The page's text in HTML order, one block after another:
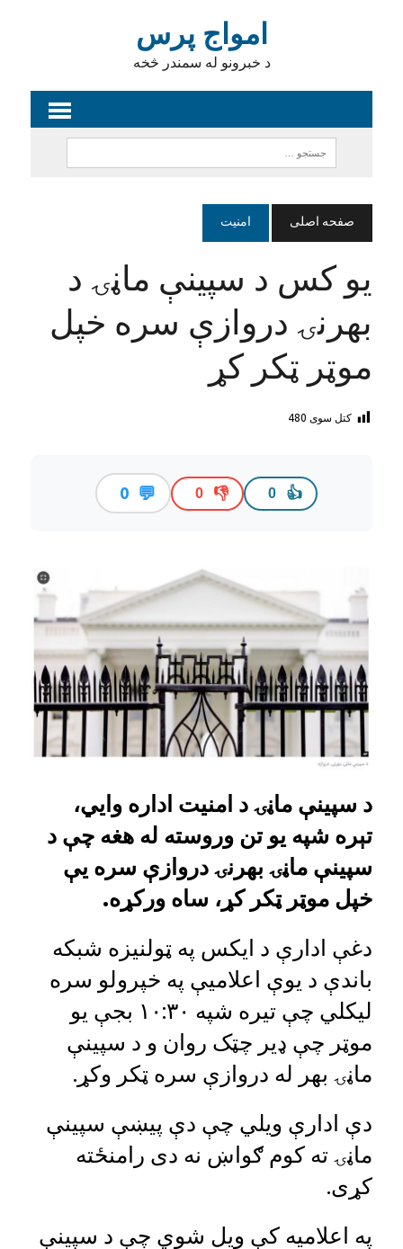
امواج پرس
د خبرونو له سمندر څخه
صفحه اصلی امنیت
یو کس د سپینې ماڼۍ د
بهرنۍ دروازې سره خپل
موټر ټکر کړ
کتل سوی 480
👍
0
👎
0
💬
0
د سپينې ماڼۍ د امنيت اداره وايي،
تېره شپه يو تن وروسته له هغه چې د
سپينې ماڼۍ بهرنۍ دروازې سره یې
خپل موټر ټکر کړ، ساه ورکړه.
دغې ادارې د ایکس په ټولنیزه شبکه
باندې د یوې اعلامیې په خپرولو سره
لیکلي چې تیره شپه ۱۰:۳۰ بجې یو
موټر چې ډیر چټک روان و د سپینې
ماڼۍ بهر له دروازې سره ټکر وکړ.
دې ادارې ویلي چې دې پیښې سپینې
ماڼۍ ته کوم ګواښ نه دی رامنځته
کړی.
په اعلامیه کې ویل شوي چې د سپینې